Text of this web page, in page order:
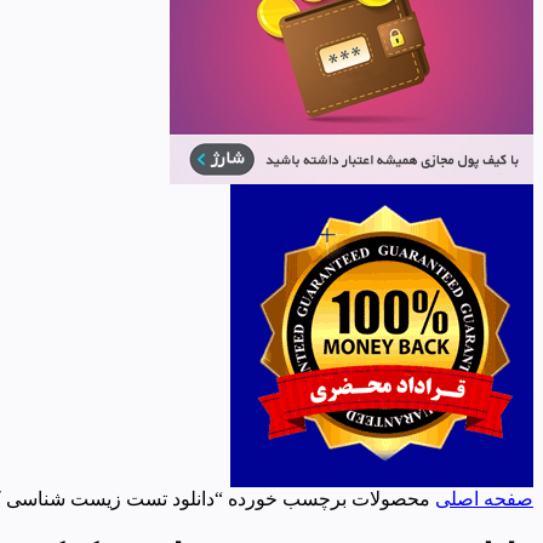
صفحه اصلی محصولات برچسب خورده “دانلود تست زیست شناسی